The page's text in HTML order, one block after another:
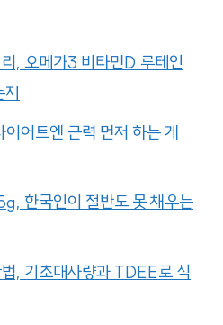
, 오메가3 비타민D 루테인
지
어트엔 근력 먼저 하는 게
한국인이 절반도 못 채우는
, 기초대사량과 TDEE로 식